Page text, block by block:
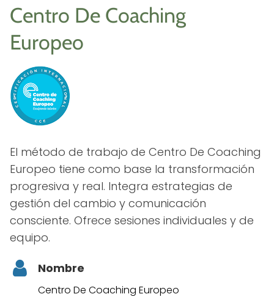
Centro De Coaching
Europeo
El método de trabajo de Centro De Coaching
Europeo tiene como base la transformación
progresiva y real. Integra estrategias de
gestión del cambio y comunicación
consciente. Ofrece sesiones individuales y de
equipo.
Nombre
Centro De Coaching Europeo